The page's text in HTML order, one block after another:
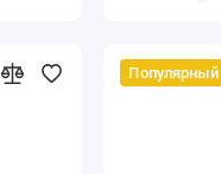
Популярный